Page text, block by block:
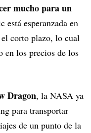
mucho para un
esperanzada en
corto plazo, lo cual
en los precios de los
Dragon, la NASA ya
para transportar
de un punto de la